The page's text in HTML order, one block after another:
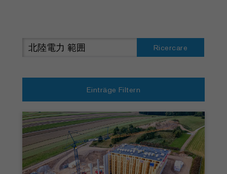
Ricercare
Einträge Filtern